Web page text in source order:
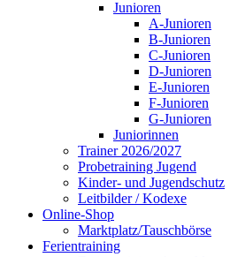
Junioren
A-Junioren
B-Junioren
C-Junioren
D-Junioren
E-Junioren
F-Junioren
G-Junioren
Juniorinnen
Trainer 2026/2027
Probetraining Jugend
Kinder- und Jugendschutz
Leitbilder / Kodexe
Online-Shop
Marktplatz/Tauschbörse
Ferientraining